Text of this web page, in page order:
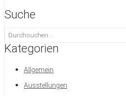
Suche
Kategorien
Allgemein
Ausstellungen